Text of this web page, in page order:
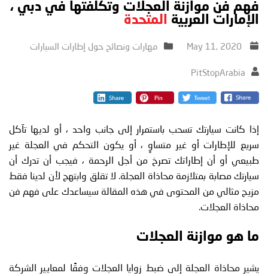
فهم فن موازنة العجلات وتكلفتها في دبي ،
الإمارات العربية
المتحدة
مهارات ونصائح حول إطارات السيارات
PitStopArabia
إذا كانت سيارتك تسحب باستمرار إلى جانب واحد ، أو لديها تآكل
سريع للإطارات أو غير متساوٍ ، أو يكون التحكم في العجلة غير
طبيعي أو أن إطاراتك تصرخ من أجل الرحمة ، فيجب أن تدرك أن
سيارتك مصابة بمتلازمة محاذاة العجلة. لا تقلق وابتهج لأن لدينا فقط
مزيج مثالي من المحتوى في هذه المقالة سيساعدك على فهم فن
محاذاة العجلات.
ما هو موازنة العجلات
يشير محاذاة العجلة إلى ضبط زوايا العجلات وفقًا لمعايير الشركة